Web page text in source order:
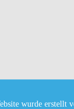
wurde erstellt